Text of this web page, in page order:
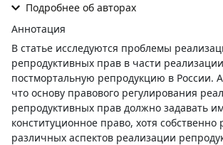
Подробнее об авторах
Аннотация
В статье исследуются проблемы
репродуктивных прав в части
постмортальную репродукцию в России.
что основу правового регулирования
репродуктивных прав должно задавать
конституционное право, хотя собственно
различных аспектов реализации